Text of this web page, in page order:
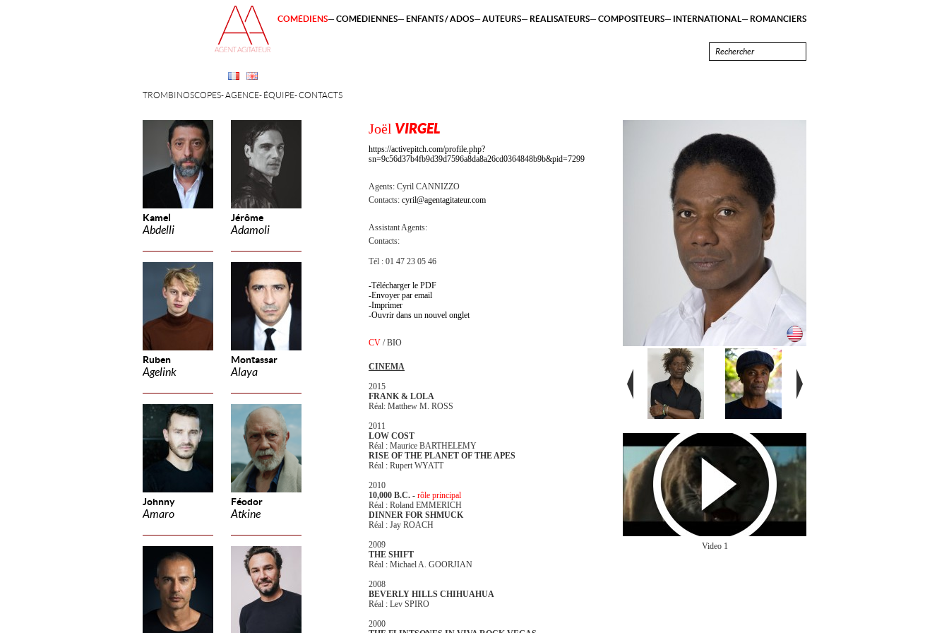
Kamel
Abdelli
Jérôme
Adamoli
Ruben
Agelink
Montassar
Alaya
Johnny
Amaro
Féodor
Atkine
TROMBINOSCOPES AGENCE ÉQUIPE CONTACTS
COMÉDIENS COMÉDIENNES ENFANTS / ADOS AUTEURS RÉALISATEURS COMPOSITEURS INTERNATIONAL ROMANCIERS
Joël VIRGEL
https://activepitch.com/profile.php?
sn=9c56d37b4fb9d39d7596a8da8a26cd0364848b9b&pid=7299
Agents: Cyril CANNIZZO
Contacts: cyril@agentagitateur.com
Assistant Agents:
Contacts:
Tél : 01 47 23 05 46
Télécharger le PDF
Envoyer par email
Imprimer
Ouvrir dans un nouvel onglet
CV /BIO
CINEMA
2015
FRANK & LOLA
Réal: Matthew M. ROSS
2011
LOW COST
Réal : Maurice BARTHELEMY
RISE OF THE PLANET OF THE APES
Réal : Rupert WYATT
2010
10,000 B.C. - rôle principal
Réal : Roland EMMERICH
DINNER FOR SHMUCK
Réal : Jay ROACH
2009
THE SHIFT
Réal : Michael A. GOORJIAN
2008
BEVERLY HILLS CHIHUAHUA
Réal : Lev SPIRO
2000
Video 1